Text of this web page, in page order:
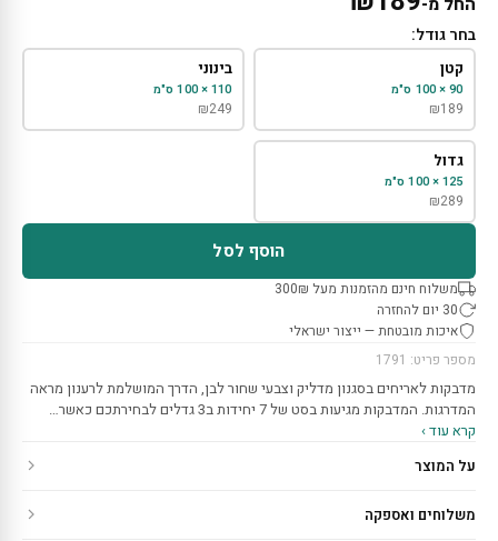
בחר גודל:
קטן
90 × 100 ס"מ
₪189
בינוני
110 × 100 ס"מ
₪249
גדול
125 × 100 ס"מ
₪289
הוסף לסל
משלוח חינם מהזמנות מעל 300₪
30 יום להחזרה
איכות מובטחת — ייצור ישראלי
מספר פריט: 1791
מדבקות לאריחים בסגנון מדליק וצבעי שחור לבן, הדרך המושלמת לרענון מראה
המדרגות. המדבקות מגיעות בסט של 7 יחידות ב3 גדלים לבחירתכם כאשר…
קרא עוד ›
על המוצר
משלוחים ואספקה